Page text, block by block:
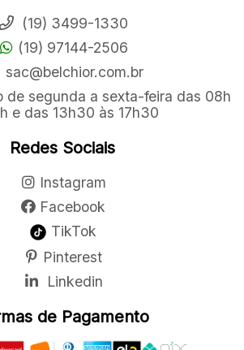
(19) 3499-1330
(19) 97144-2506
sac@belchior.com.br
de segunda a sexta-feira das 08h
e das 13h30 às 17h30
Redes Sociais
Instagram
Facebook
TikTok
Pinterest
Linkedin
de Pagamento